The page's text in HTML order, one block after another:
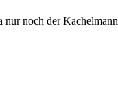
nur noch der Kachelmann